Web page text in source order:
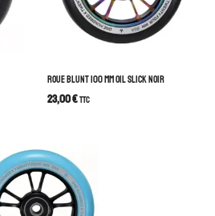
ROUE BLUNT 100 MM OIL SLICK NOIR
23,00€TTC